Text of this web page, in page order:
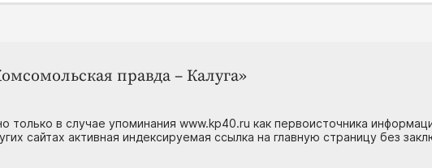
правда – Калуга»
только в случае упоминания www.kp40.ru как первоисточника
сайтах активная индексируемая ссылка на главную страницу без